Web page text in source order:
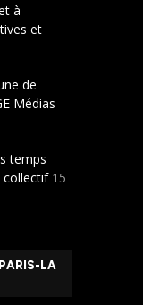
à
et
de
Médias
temps
collectif 15
LA